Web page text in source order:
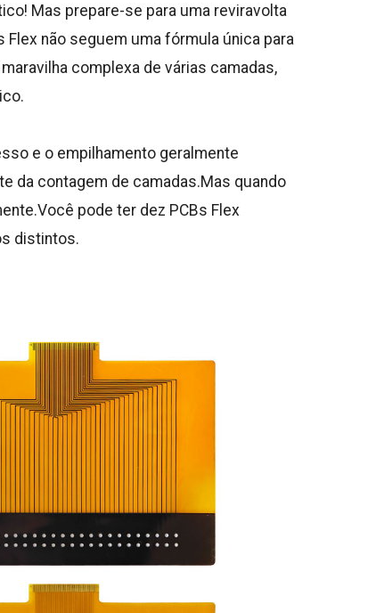
Mas prepare-se para uma reviravolta
Flex não seguem uma fórmula única para
complexa de várias camadas,
e o empilhamento geralmente
da contagem de camadas.Mas quando
pode ter dez PCBs Flex
distintos.